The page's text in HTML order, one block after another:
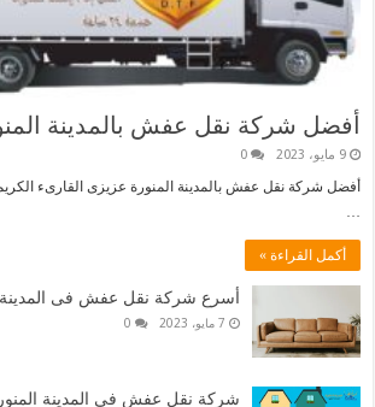
أفضل شركة نقل عفش بالمدينة
9 مايو، 2023 0
أفضل شركة نقل عفش بالمدينة المنورة عزيزى القارىء
أكمل القراءة »
أسرع شركة نقل عفش فى المدينة
7 مايو، 2023 0
شركة نقل عفش في المدينة